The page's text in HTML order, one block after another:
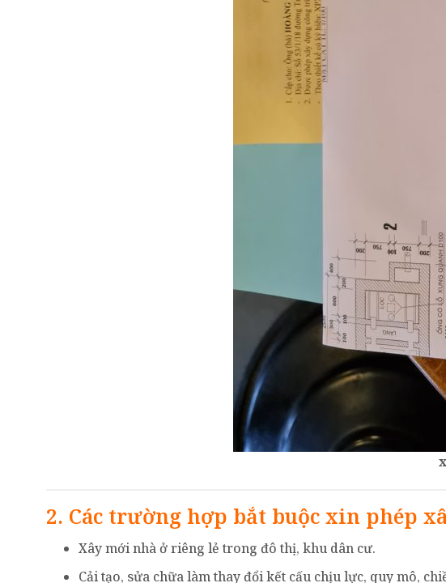
2. Các trường hợp bắt buộc xin phép
Xây mới nhà ở riêng lẻ trong đô thị, khu dân cư.
Cải tạo, sửa chữa làm thay đổi kết cấu chịu lực, quy mô,